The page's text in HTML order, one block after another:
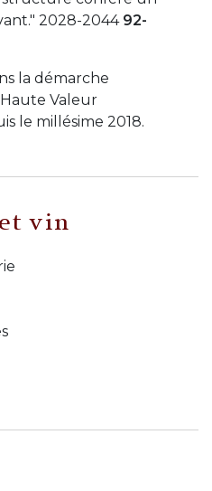
2028-2044 92-
la démarche
Valeur
le millésime 2018.
vin